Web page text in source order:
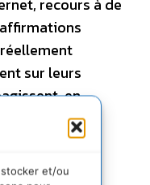
et/ou
recours à de
sur leurs
en
des